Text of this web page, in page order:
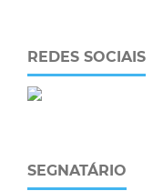
REDES SOCIAIS
SEGNATÁRIO